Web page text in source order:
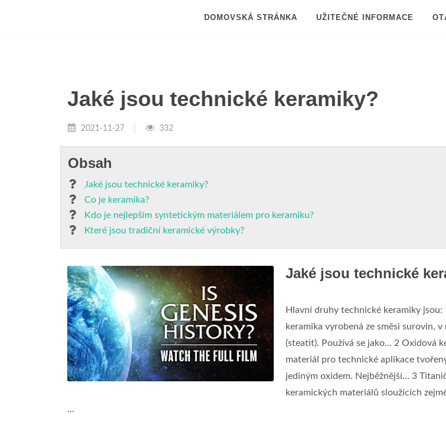
DOMOVSKÁ STRÁNKA UŽITEČNÉ INFORMACE
Jaké jsou technické keramiky?
2021-11-27 332
Obsah
Jaké jsou technické keramiky?
Co je keramika?
Kdo je nejlepším syntetickým materiálem pro keramiku?
Které jsou tradiční keramické výrobky?
Jaké jsou technické
Hlavní druhy technické keramiky
keramika vyrobená ze směsi surovin,
(steatit). Používá se jako... 2 Oxidová
materiál pro technické aplikace
jediným oxidem. Nejběžnější... 3
keramických materiálů sloužících
...